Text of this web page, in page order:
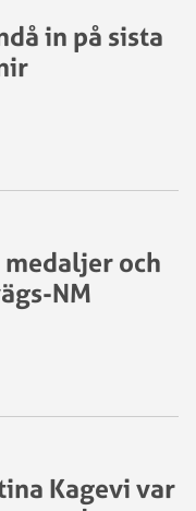
in på sista
och
NM
Kagevi var